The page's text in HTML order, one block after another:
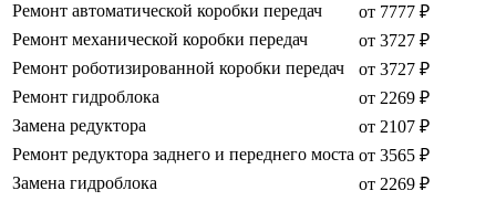
Ремонт автоматической коробки передач
от 7777 ₽
Ремонт механической коробки передач
от 3727 ₽
Ремонт роботизированной коробки передач
от 3727 ₽
Ремонт гидроблока
от 2269 ₽
Замена редуктора
от 2107 ₽
Ремонт редуктора заднего и переднего моста от 3565 ₽
Замена гидроблока
от 2269 ₽